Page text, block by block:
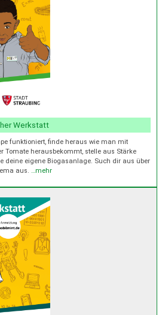
Werkstatt
funktioniert, finde heraus wie man mit
Tomate herausbekommt, stelle aus Stärke
deine eigene Biogasanlage. Such dir aus über
aus. …mehr